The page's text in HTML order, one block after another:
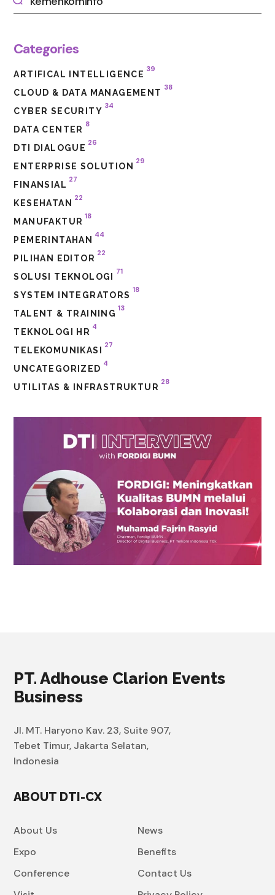
Categories
ARTIFICAL INTELLIGENCE
39
CLOUD & DATA MANAGEMENT
38
CYBER SECURITY
34
DATA CENTER
8
DTI DIALOGUE
26
ENTERPRISE SOLUTION
29
FINANSIAL
27
KESEHATAN
22
MANUFAKTUR
18
PEMERINTAHAN
44
PILIHAN EDITOR
22
SOLUSI TEKNOLOGI
71
SYSTEM INTEGRATORS
18
TALENT & TRAINING
13
TEKNOLOGI HR
4
TELEKOMUNIKASI
27
UNCATEGORIZED
4
UTILITAS & INFRASTRUKTUR
28
PT. Adhouse Clarion Events
Business
Jl. MT. Haryono Kav. 23, Suite 907,
Tebet Timur, Jakarta Selatan,
Indonesia
ABOUT DTI-CX
About Us
Expo
Conference
News
Benefits
Contact Us